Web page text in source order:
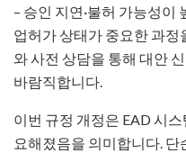
– 승인 지연·불허 가능성이
업허가 상태가 중요한 과
와 사전 상담을 통해 대안
바람직합니다.
이번 규정 개정은 EAD 시
요해졌음을 의미합니다.